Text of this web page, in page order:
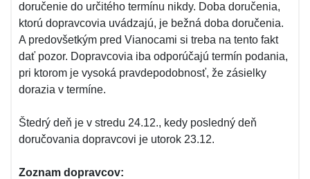
doručenie do určitého termínu nikdy. Doba doručenia,
ktorú dopravcovia uvádzajú, je bežná doba doručenia.
A predovšetkým pred Vianocami si treba na tento fakt
dať pozor. Dopravcovia iba odporúčajú termín podania,
pri ktorom je vysoká pravdepodobnosť, že zásielky
dorazia v termíne.
Štedrý deň je v stredu 24.12., kedy posledný deň
doručovania dopravcovi je utorok 23.12.
Zoznam dopravcov: